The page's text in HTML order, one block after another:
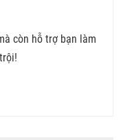
còn hỗ trợ bạn làm